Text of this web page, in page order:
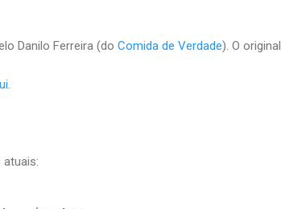
Danilo Ferreira (do Comida de Verdade). O original
atuais: